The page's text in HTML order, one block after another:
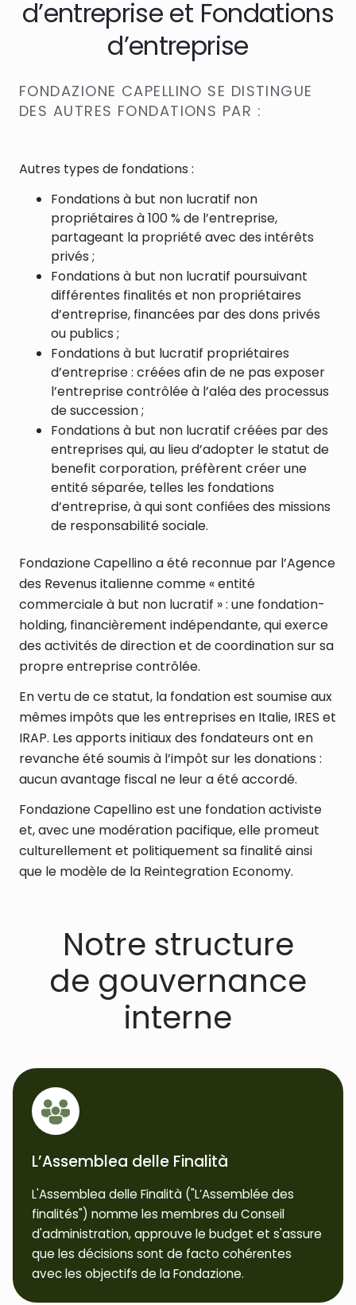
d’entreprise et Fondations
d’entreprise
FONDAZIONE CAPELLINO SE DISTINGUE
DES AUTRES FONDATIONS PAR :
Autres types de fondations :
Fondations à but non lucratif non
propriétaires à 100 % de l’entreprise,
partageant la propriété avec des intérêts
privés ;
Fondations à but non lucratif poursuivant
différentes finalités et non propriétaires
d’entreprise, financées par des dons privés
ou publics ;
Fondations à but lucratif propriétaires
d’entreprise : créées afin de ne pas exposer
l’entreprise contrôlée à l’aléa des processus
de succession ;
Fondations à but non lucratif créées par des
entreprises qui, au lieu d’adopter le statut de
benefit corporation, préfèrent créer une
entité séparée, telles les fondations
d’entreprise, à qui sont confiées des missions
de responsabilité sociale.
Fondazione Capellino a été reconnue par l’Agence
des Revenus italienne comme « entité
commerciale à but non lucratif » : une fondation-
holding, financièrement indépendante, qui exerce
des activités de direction et de coordination sur sa
propre entreprise contrôlée.
En vertu de ce statut, la fondation est soumise aux
mêmes impôts que les entreprises en Italie, IRES et
IRAP. Les apports initiaux des fondateurs ont en
revanche été soumis à l’impôt sur les donations :
aucun avantage fiscal ne leur a été accordé.
Fondazione Capellino est une fondation activiste
et, avec une modération pacifique, elle promeut
culturellement et politiquement sa finalité ainsi
que le modèle de la Reintegration Economy.
Notre structure
de gouvernance
interne
L’Assemblea delle Finalità
L'Assemblea delle Finalità ("L’Assemblée des
finalités") nomme les membres du Conseil
d'administration, approuve le budget et s'assure
que les décisions sont de facto cohérentes
avec les objectifs de la Fondazione.